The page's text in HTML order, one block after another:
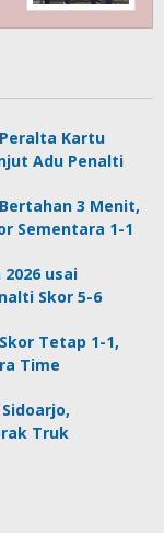
Kartu
Adu Penalti
3 Menit,
Sementara 1-1
usai
Skor 5-6
Tetap 1-1,
Time
Truk